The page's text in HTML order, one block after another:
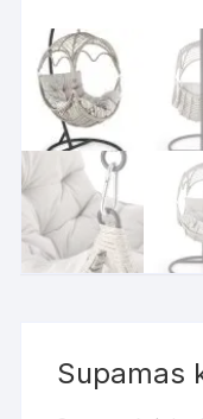
Supamas